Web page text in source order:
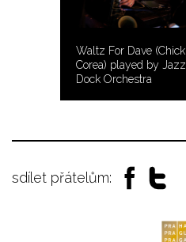
Waltz For Dave (Chick
Corea) played by Jazz
Dock Orchestra
sdílet přátelům: